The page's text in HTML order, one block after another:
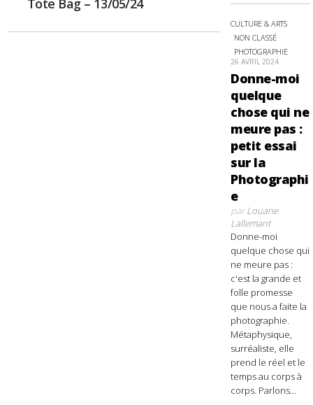
Tote Bag – 13/05/24
CULTURE & ARTS
NON CLASSÉ
PHOTOGRAPHIE
26 AVRIL 2024
Donne-moi
quelque
chose qui ne
meure pas :
petit essai
sur la
Photographi
e
parLouane
Lallemant
Donne-moi
quelque chose qui
ne meure pas :
c'est la grande et
folle promesse
que nous a faite la
photographie.
Métaphysique,
surréaliste, elle
prend le réel et le
temps au corps à
corps. Parlons...